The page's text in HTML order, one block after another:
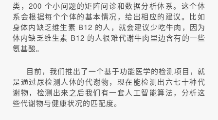
类，200 个小问题的矩阵问诊和数据分析体系。这个体
系会根据每个个体的基本情况，给出相应的建议。比如
身体内缺乏维生素 B12 的人，就会建议少吃牛肉，因为
体内缺乏维生素 B12 的人很难代谢牛肉里边含有的一些
氨基酸。
目前，我们推出了一个基于功能医学的检测项目，就
是通过尿检测人体的代谢物，现在能检测出六七十种代
谢物，检测出来之后我们有一套人工智能算法，分析这
些代谢物与健康状况的匹配度。